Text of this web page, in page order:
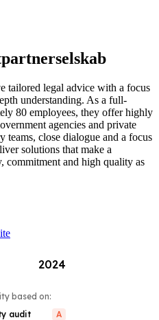
tailored legal advice with a focus
understanding. As a full-
80 employees, they offer highly
agencies and private
close dialogue and a focus
solutions that make a
commitment and high quality as